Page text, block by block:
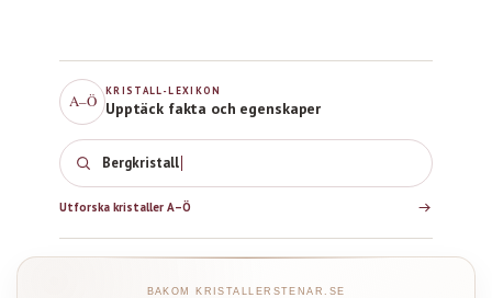
A–Ö
KRISTALL-LEXIKON
Upptäck fakta och egenskaper
Bergkristall
Utforska kristaller A–Ö
BAKOM KRISTALLERSTENAR.SE